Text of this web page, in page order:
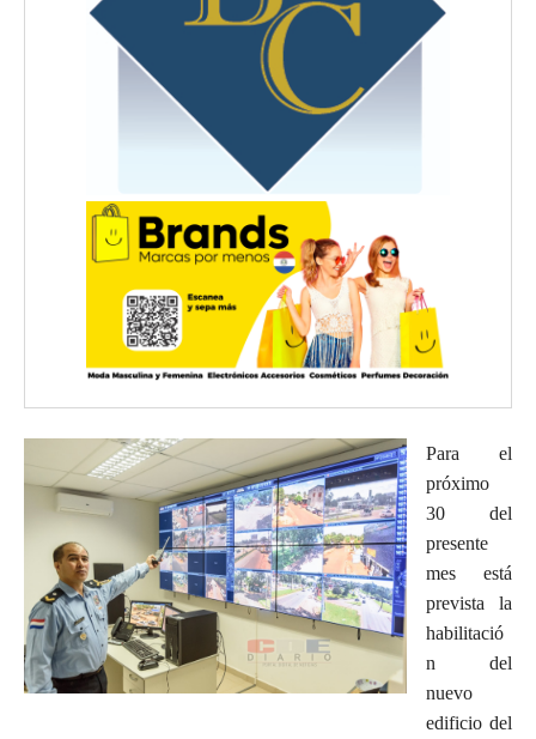
Para el
próximo
30 del
presente
mes está
prevista la
habilitació
n del
nuevo
edificio del